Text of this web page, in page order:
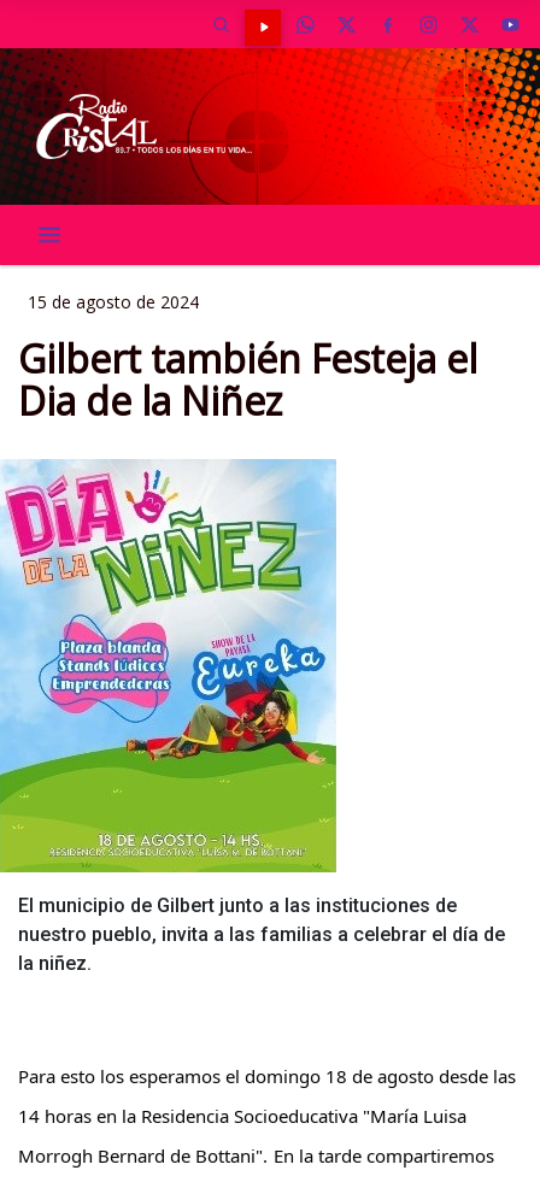
15 de agosto de 2024
Gilbert también Festeja el
Dia de la Niñez
El municipio de Gilbert junto a las instituciones de
nuestro pueblo, invita a las familias a celebrar el día de
la niñez.
Para esto los esperamos el domingo 18 de agosto desde las
14 horas en la Residencia Socioeducativa "María Luisa
Morrogh Bernard de Bottani". En la tarde compartiremos